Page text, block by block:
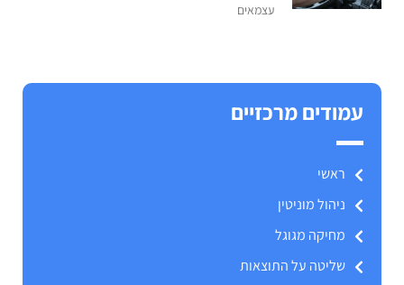
עצמאים
עמודים מרכזיים
ראשי
ניהול מוניטין
מחיקה מגוגל
שליטה על התוצאות